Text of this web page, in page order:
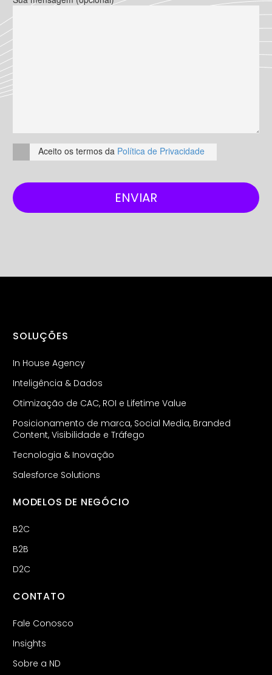
Aceito os termos da Política de Privacidade
SOLUÇÕES
In House Agency
Inteligência & Dados
Otimização de CAC, ROI e Lifetime Value
Posicionamento de marca, Social Media, Branded
Content, Visibilidade e Tráfego
Tecnologia & Inovação
Salesforce Solutions
MODELOS DE NEGÓCIO
B2C
B2B
D2C
CONTATO
Fale Conosco
Insights
Sobre a ND